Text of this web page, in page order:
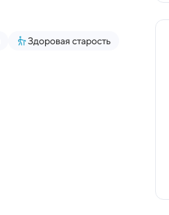
Здоровая старость